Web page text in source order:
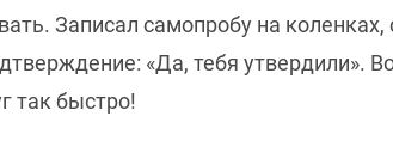
Записал самопробу на коленках,
«Да, тебя утвердили».
так быстро!